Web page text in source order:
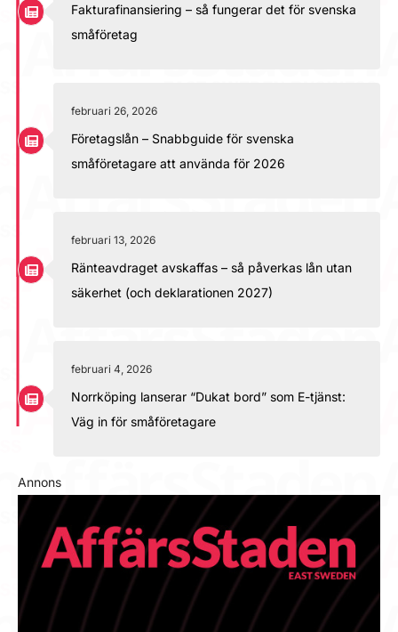
Fakturafinansiering – så fungerar det för svenska
småföretag
februari 26, 2026
Företagslån – Snabbguide för svenska
småföretagare att använda för 2026
februari 13, 2026
Ränteavdraget avskaffas – så påverkas lån utan
säkerhet (och deklarationen 2027)
februari 4, 2026
Norrköping lanserar “Dukat bord” som E-tjänst:
Väg in för småföretagare
Annons